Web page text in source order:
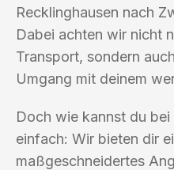
Recklinghausen nach
Dabei achten wir nicht
Transport, sondern
Umgang mit deinem
Doch wie kannst du bei
einfach: Wir bieten dir
maßgeschneidertes